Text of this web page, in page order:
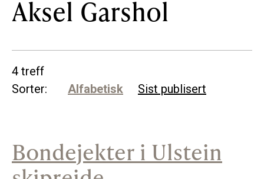
Næring
Offentlig
SLIK KAN DU BIDRA
Aksel Garshol
4 treff
Sorter:
Alfabetisk Sist publisert
Bondejekter i Ulstein